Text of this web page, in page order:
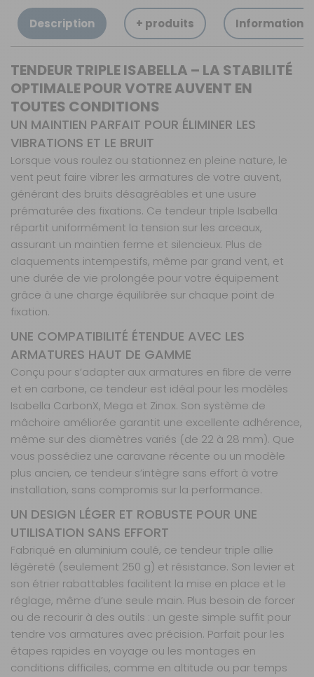
Description + produits Informations
TENDEUR TRIPLE ISABELLA – LA STABILITÉ
OPTIMALE POUR VOTRE AUVENT EN
TOUTES CONDITIONS
UN MAINTIEN PARFAIT POUR ÉLIMINER LES
VIBRATIONS ET LE BRUIT
Lorsque vous roulez ou stationnez en pleine nature, le
vent peut faire vibrer les armatures de votre auvent,
générant des bruits désagréables et une usure
prématurée des fixations. Ce tendeur triple Isabella
répartit uniformément la tension sur les arceaux,
assurant un maintien ferme et silencieux. Plus de
claquements intempestifs, même par grand vent, et
une durée de vie prolongée pour votre équipement
grâce à une charge équilibrée sur chaque point de
fixation.
UNE COMPATIBILITÉ ÉTENDUE AVEC LES
ARMATURES HAUT DE GAMME
Conçu pour s’adapter aux armatures en fibre de verre
et en carbone, ce tendeur est idéal pour les modèles
Isabella CarbonX, Mega et Zinox. Son système de
mâchoire améliorée garantit une excellente adhérence,
même sur des diamètres variés (de 22 à 28 mm). Que
vous possédiez une caravane récente ou un modèle
plus ancien, ce tendeur s’intègre sans effort à votre
installation, sans compromis sur la performance.
UN DESIGN LÉGER ET ROBUSTE POUR UNE
UTILISATION SANS EFFORT
Fabriqué en aluminium coulé, ce tendeur triple allie
légèreté (seulement 250 g) et résistance. Son levier et
son étrier rabattables facilitent la mise en place et le
réglage, même d’une seule main. Plus besoin de forcer
ou de recourir à des outils : un geste simple suffit pour
tendre vos armatures avec précision. Parfait pour les
étapes rapides en voyage ou les montages en
conditions difficiles, comme en altitude ou par temps